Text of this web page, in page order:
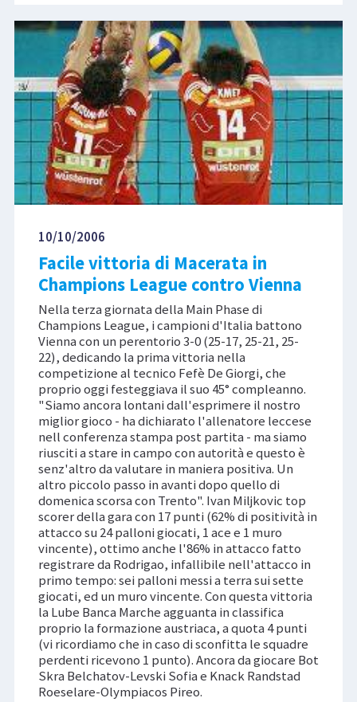
10/10/2006
Facile vittoria di Macerata in
Champions League contro Vienna
Nella terza giornata della Main Phase di
Champions League, i campioni d'Italia battono
Vienna con un perentorio 3-0 (25-17, 25-21, 25-
22), dedicando la prima vittoria nella
competizione al tecnico Fefè De Giorgi, che
proprio oggi festeggiava il suo 45° compleanno.
"Siamo ancora lontani dall'esprimere il nostro
miglior gioco - ha dichiarato l'allenatore leccese
nell conferenza stampa post partita - ma siamo
riusciti a stare in campo con autorità e questo è
senz'altro da valutare in maniera positiva. Un
altro piccolo passo in avanti dopo quello di
domenica scorsa con Trento". Ivan Miljkovic top
scorer della gara con 17 punti (62% di positività in
attacco su 24 palloni giocati, 1 ace e 1 muro
vincente), ottimo anche l'86% in attacco fatto
registrare da Rodrigao, infallibile nell'attacco in
primo tempo: sei palloni messi a terra sui sette
giocati, ed un muro vincente. Con questa vittoria
la Lube Banca Marche agguanta in classifica
proprio la formazione austriaca, a quota 4 punti
(vi ricordiamo che in caso di sconfitta le squadre
perdenti ricevono 1 punto). Ancora da giocare Bot
Skra Belchatov-Levski Sofia e Knack Randstad
Roeselare-Olympiacos Pireo.